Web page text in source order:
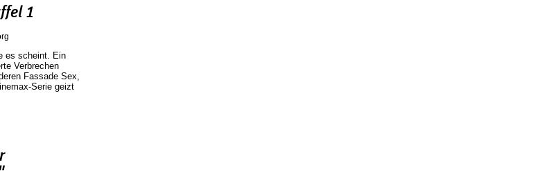
1
es scheint. Ein
Verbrechen
Fassade Sex,
Serie geizt